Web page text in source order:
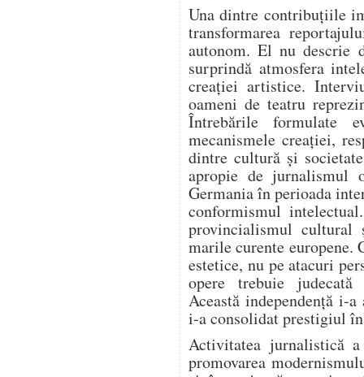
Una dintre contribuțiile
transformarea
autonom. El nu descrie
surprindă atmosfera
creației artistice.
oameni de teatru
Întrebările formulate
mecanismele creației,
dintre cultură și
apropie de jurnalismul
Germania în perioada
conformismul
provincialismul
marile curente europene.
estetice, nu pe atacuri
opere trebuie
Această independență i-
i-a consolidat prestigiul
Activitatea jurnalistică
promovarea